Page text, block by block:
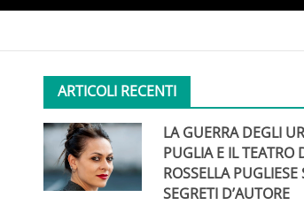
ARTICOLI RECENTI
LA GUERRA DEGLI
PUGLIA E IL TEATRO
ROSSELLA
SEGRETI D’AUTORE